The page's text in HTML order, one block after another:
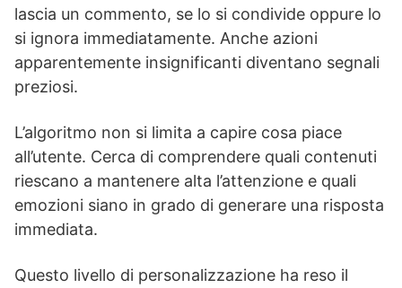
lascia un commento, se lo si condivide oppure lo
si ignora immediatamente. Anche azioni
apparentemente insignificanti diventano segnali
preziosi.
L’algoritmo non si limita a capire cosa piace
all’utente. Cerca di comprendere quali contenuti
riescano a mantenere alta l’attenzione e quali
emozioni siano in grado di generare una risposta
immediata.
Questo livello di personalizzazione ha reso il